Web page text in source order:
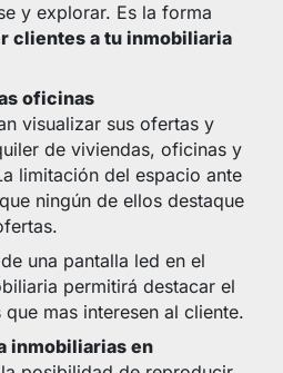
y explorar. Es la forma
clientes a tu inmobiliaria
oficinas
visualizar sus ofertas y
de viviendas, oficinas y
limitación del espacio ante
ningún de ellos destaque
una pantalla led en el
permitirá destacar el
mas interesen al cliente.
inmobiliarias en